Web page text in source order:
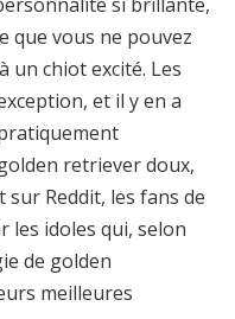
que vous ne pouvez
un chiot excité. Les
et il y en a
retriever doux,
sur Reddit, les fans de
les idoles qui, selon
de golden
meilleures